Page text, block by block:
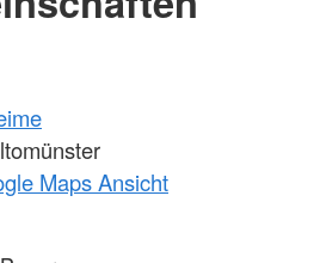
Maps Ansicht